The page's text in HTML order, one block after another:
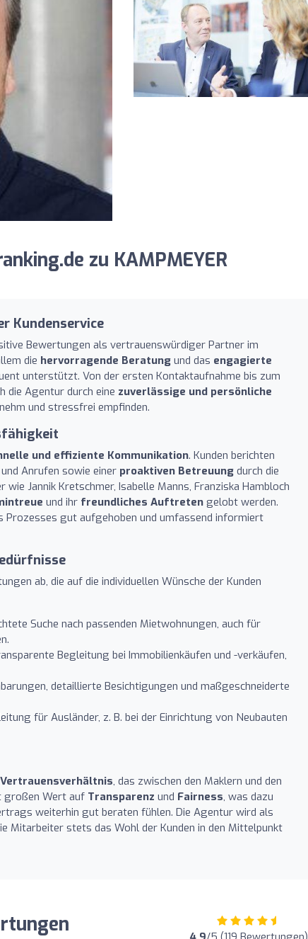
zu KAMPMEYER
Kundenservice
Bewertungen als vertrauenswürdiger Partner im
die hervorragende Beratung und das engagierte
unterstützt. Von der ersten Kontaktaufnahme bis zum
die Agentur durch eine zuverlässige und persönliche
und stressfrei empfinden.
und effiziente Kommunikation. Kunden berichten
Anrufen sowie einer proaktiven Betreuung durch die
Jannik Kretschmer, Isabelle Manns, Franziska Hambloch
und ihr freundliches Auftreten gelobt werden.
Prozesses gut aufgehoben und umfassend informiert
ab, die auf die individuellen Wünsche der Kunden
Suche nach passenden Mietwohnungen, auch für
Begleitung bei Immobilienkäufen und -verkäufen,
detaillierte Besichtigungen und maßgeschneiderte
für Ausländer, z. B. bei der Einrichtung von Neubauten
Vertrauensverhältnis, das zwischen den Maklern und den
großen Wert auf Transparenz und Fairness, was dazu
weiterhin gut beraten fühlen. Die Agentur wird als
Mitarbeiter stets das Wohl der Kunden in den Mittelpunkt